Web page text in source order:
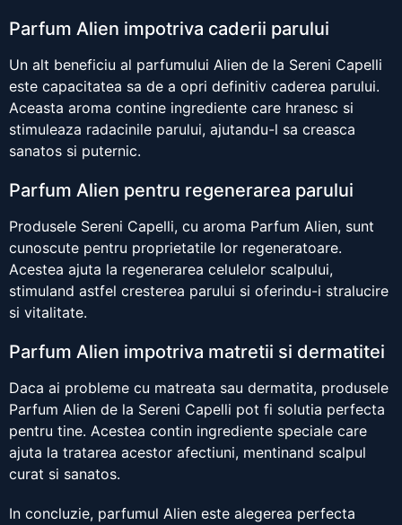
Parfum Alien impotriva caderii parului
Un alt beneficiu al parfumului Alien de la Sereni Capelli
este capacitatea sa de a opri definitiv caderea parului.
Aceasta aroma contine ingrediente care hranesc si
stimuleaza radacinile parului, ajutandu-l sa creasca
sanatos si puternic.
Parfum Alien pentru regenerarea parului
Produsele Sereni Capelli, cu aroma Parfum Alien, sunt
cunoscute pentru proprietatile lor regeneratoare.
Acestea ajuta la regenerarea celulelor scalpului,
stimuland astfel cresterea parului si oferindu-i stralucire
si vitalitate.
Parfum Alien impotriva matretii si dermatitei
Daca ai probleme cu matreata sau dermatita, produsele
Parfum Alien de la Sereni Capelli pot fi solutia perfecta
pentru tine. Acestea contin ingrediente speciale care
ajuta la tratarea acestor afectiuni, mentinand scalpul
curat si sanatos.
In concluzie, parfumul Alien este alegerea perfecta